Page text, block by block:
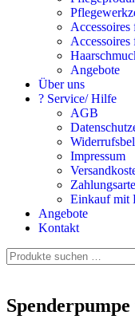
Angebote
Über uns
? Service/ Hilfe
AGB
Impressum
Einkauf mit
Angebote
Kontakt
Suchen
nach: